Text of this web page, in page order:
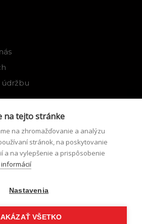
údržbu
od zmluvy
na tejto stránke
na zhromažďovanie a analýzu
stránok, na poskytovanie
a na vylepšenie a prispôsobenie
informácií
Nastavenia
VŠETKO